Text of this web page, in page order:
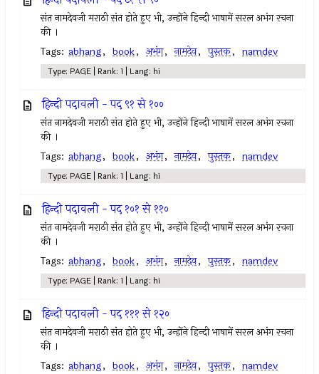
संत नामदेवजी मराठी संत होते हुए भी, उन्होंने हिन्दी भाषामें सरल अभंग रचना
की ।
Tags: abhang, book, अभंग, नामदेव, पुस्तक, namdev
Type: PAGE | Rank: 1 | Lang: hi
हिन्दी पदावली - पद ९१ से १००
संत नामदेवजी मराठी संत होते हुए भी, उन्होंने हिन्दी भाषामें सरल अभंग रचना
की ।
Tags: abhang, book, अभंग, नामदेव, पुस्तक, namdev
Type: PAGE | Rank: 1 | Lang: hi
हिन्दी पदावली - पद १०१ से ११०
संत नामदेवजी मराठी संत होते हुए भी, उन्होंने हिन्दी भाषामें सरल अभंग रचना
की ।
Tags: abhang, book, अभंग, नामदेव, पुस्तक, namdev
Type: PAGE | Rank: 1 | Lang: hi
हिन्दी पदावली - पद १११ से १२०
संत नामदेवजी मराठी संत होते हुए भी, उन्होंने हिन्दी भाषामें सरल अभंग रचना
की ।
Tags: abhang, book, अभंग, नामदेव, पुस्तक, namdev